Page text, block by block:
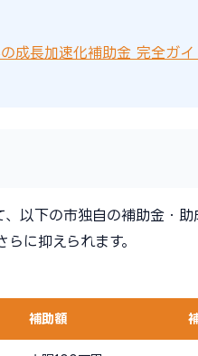
成長加速化補助金 完全ガイ
以下の市独自の補助金・助
に抑えられます。
補助額